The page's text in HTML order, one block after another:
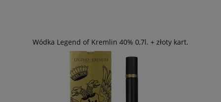
Wódka Legend of Kremlin 40% 0,7l. + złoty kart.